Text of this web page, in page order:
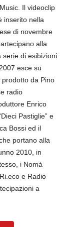
Il videoclip
inserito nella
di novembre
alla
serie di esibizioni
esce su
prodotto da Pino
radio
Enrico
Pastiglie” e
Bossi ed il
portano alla
2010, in
i Nomà
e Radio
a